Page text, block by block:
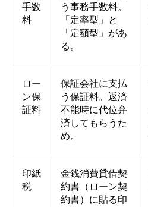
手数
料
う事務手数料。
「定率型」と
「定額型」があ
る。
ロー
ン保
証料
保証会社に支払
う保証料。返済
不能時に代位弁
済してもらうた
め。
印紙
税
金銭消費貸借契
約書（ローン契
約書）に貼る印